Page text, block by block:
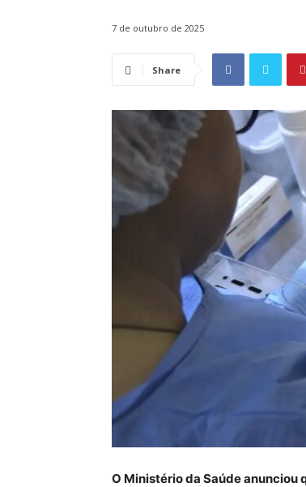
7 de outubro de 2025
Share
O Ministério da Saúde anunciou